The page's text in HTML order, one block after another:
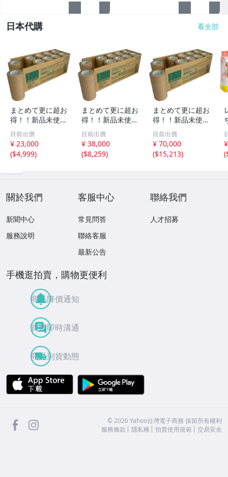
日本代購 看全部
まとめて更に超お
得！！新品未使
用！最安値！オカ
モトクラフトテー
プ 無包装ラミレ
スNo.2240 48m
目前出價
¥ 23,000
($4,999)
まとめて更に超お
得！！新品未使
用！最安値！オカ
モトクラフトテー
プ 無包装ラミレ
スNo.2240 48m
目前出價
¥ 38,000
($8,259)
まとめて更に超お
得！！新品未使
用！最安値！オカ
モトクラフトテー
プ 無包装ラミレ
スNo.2240 48m
目前出價
¥ 70,000
($15,213)
(
關於我們
新聞中心
服務說明
客服中心
常見問答
聯絡客服
最新公告
聯絡我們
人才招募
手機逛拍賣，購物更便利
商品降價通知
買賣即時溝通
商品到貨動態
APP Store
facebook ©2026 Yahoo台灣電子商務 保留所有權利
服務條款
隱私權 拍賣使用規範 交易安全